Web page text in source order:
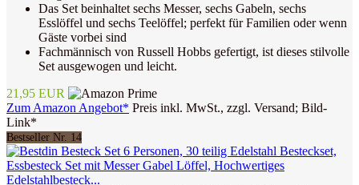
Das Set beinhaltet sechs Messer, sechs Gabeln, sechs
Esslöffel und sechs Teelöffel; perfekt für Familien oder wenn
Gäste vorbei sind
Fachmännisch von Russell Hobbs gefertigt, ist dieses stilvolle
Set ausgewogen und leicht.
21,95 EUR
Zum Amazon Angebot* Preis inkl. MwSt., zzgl. Versand; Bild-
Link*
Bestseller Nr. 14